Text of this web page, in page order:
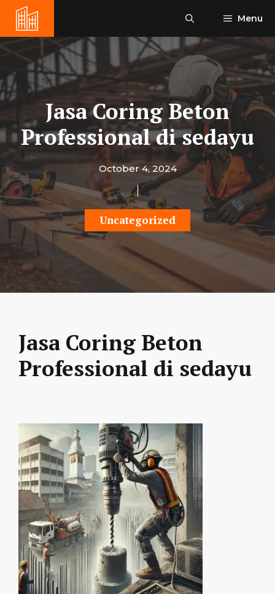
content
Menu
Jasa Coring Beton
Professional di sedayu
October 4, 2024
Uncategorized
Jasa Coring Beton
Professional di sedayu